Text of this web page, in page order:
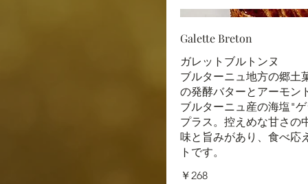
Galette Breton
ガレットブルトンヌ
ブルターニュ地方の郷土
の発酵バターとアーモン
ブルターニュ産の海塩"
プラス。控えめな甘さの
味と旨みがあり、食べ応
トです。
￥268